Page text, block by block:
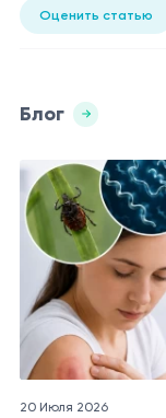
Оценить статью
Блог
20 Июля 2026